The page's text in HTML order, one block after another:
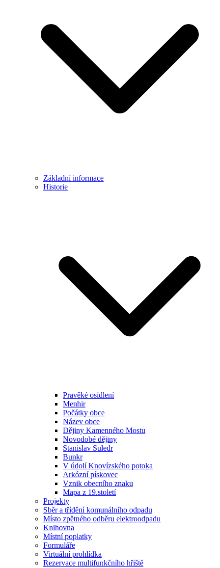
Základní informace
Historie
Pravěké osídlení
Menhir
Počátky obce
Název obce
Dějiny Kamenného Mostu
Novodobé dějiny
Stanislav Suledr
Bunkr
V údolí Knovízského potoka
Arkózní pískovec
Vznik obecního znaku
Mapa z 19.století
Projekty
Sběr a třídění komunálního odpadu
Místo zpětného odběru elektroodpadu
Knihovna
Místní poplatky
Formuláře
Virtuální prohlídka
Rezervace multifunkčního hřiště